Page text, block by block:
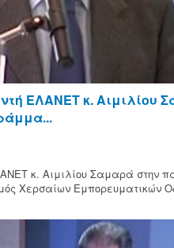
ΕΛΑΝΕΤ κ. Αιμιλίου
κ. Αιμιλίου Σαμαρά στην
Χερσαίων Εμπορευματικών